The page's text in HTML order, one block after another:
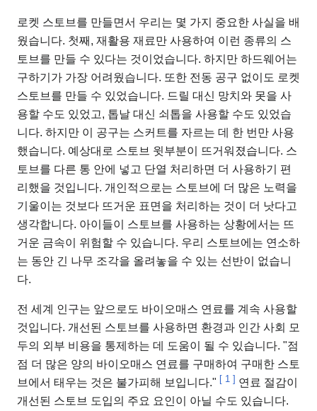
로켓 스토브를 만들면서 우리는 몇 가지 중요한 사실을 배
웠습니다. 첫째, 재활용 재료만 사용하여 이런 종류의 스
토브를 만들 수 있다는 것이었습니다. 하지만 하드웨어는
구하기가 가장 어려웠습니다. 또한 전동 공구 없이도 로켓
스토브를 만들 수 있었습니다. 드릴 대신 망치와 못을 사
용할 수도 있었고, 톱날 대신 쇠톱을 사용할 수도 있었습
니다. 하지만 이 공구는 스커트를 자르는 데 한 번만 사용
했습니다. 예상대로 스토브 윗부분이 뜨거워졌습니다. 스
토브를 다른 통 안에 넣고 단열 처리하면 더 사용하기 편
리했을 것입니다. 개인적으로는 스토브에 더 많은 노력을
기울이는 것보다 뜨거운 표면을 처리하는 것이 더 낫다고
생각합니다. 아이들이 스토브를 사용하는 상황에서는 뜨
거운 금속이 위험할 수 있습니다. 우리 스토브에는 연소하
는 동안 긴 나무 조각을 올려놓을 수 있는 선반이 없습니
다.
전 세계 인구는 앞으로도 바이오매스 연료를 계속 사용할
것입니다. 개선된 스토브를 사용하면 환경과 인간 사회 모
두의 외부 비용을 통제하는 데 도움이 될 수 있습니다. "점
점 더 많은 양의 바이오매스 연료를 구매하여 구매한 스토
브에서 태우는 것은 불가피해 보입니다." [ 1 ] 연료 절감이
개선된 스토브 도입의 주요 요인이 아닐 수도 있습니다.